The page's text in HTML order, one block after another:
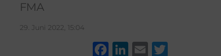
FMA
29. Juni 2022, 15:04
F
Li
E